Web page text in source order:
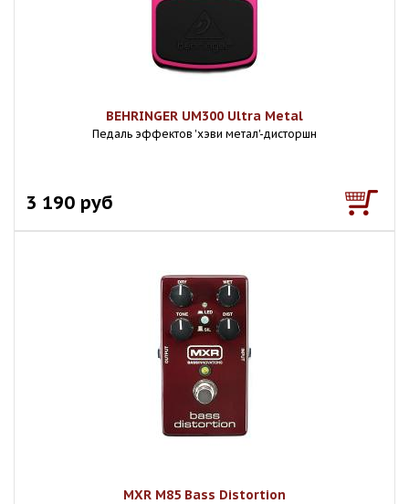
BEHRINGER UM300 Ultra Metal
Педаль эффектов 'хэви метал'-дисторшн
3 190 руб
MXR M85 Bass Distortion